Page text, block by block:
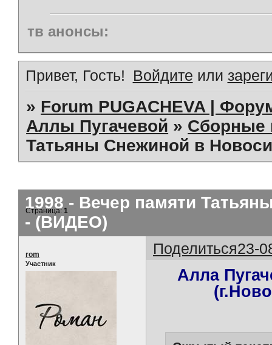
тв анонсы:
Привет, Гость! Войдите или
» Forum PUGACHEVA |
Аллы Пугачевой » Сборные
Татьяны Снежиной в
1998 - Вечер памяти
- (ВИДЕО)
Страница:1
Поделиться23-
rom
Участник
Алла